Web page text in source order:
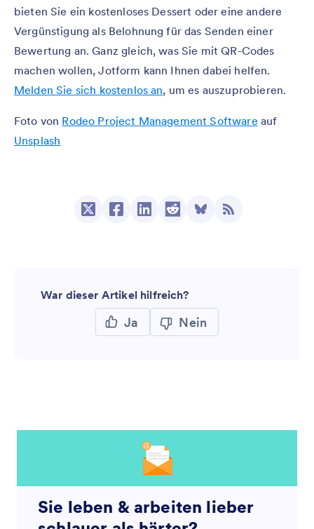
bieten Sie ein kostenloses Dessert oder eine andere
Vergünstigung als Belohnung für das Senden einer
Bewertung an. Ganz gleich, was Sie mit QR-Codes
machen wollen, Jotform kann Ihnen dabei helfen.
Melden Sie sich kostenlos an, um es auszuprobieren.
Foto von Rodeo Project Management Software auf
Unsplash
War dieser Artikel hilfreich?
Ja Nein
Sie leben & arbeiten lieber